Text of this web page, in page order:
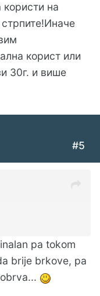
користи на
корист или
30г. и више
#5
pa tokom
brije brkove, pa